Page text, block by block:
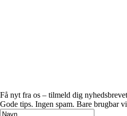
Få nyt fra os – tilmeld dig nyhedsbrevet
Gode tips. Ingen spam. Bare brugbar